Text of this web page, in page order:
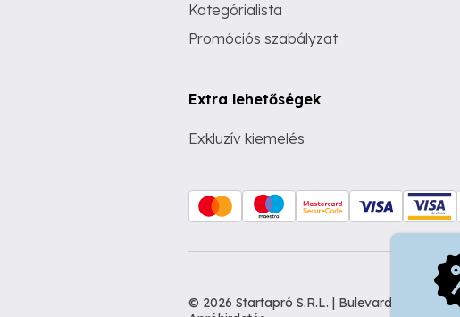
Kategórialista
Promóciós szabályzat
Extra lehetőségek
Exkluzív kiemelés
© 2026 Startapró S.R.L. | Bulevardul Dacia